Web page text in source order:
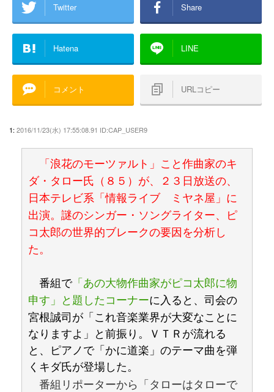
Twitter Share
Hatena LINE
コメント URLコピー
1: 2016/11/23(水) 17:55:08.91 ID:CAP_USER9
「浪花のモーツァルト」こと作曲家のキ
ダ・タロー氏（８５）が、２３日放送の、
日本テレビ系「情報ライブ ミヤネ屋」に
出演。謎のシンガー・ソングライター、ピ
コ太郎の世界的ブレークの要因を分析し
た。
番組で「あの大物作曲家がピコ太郎に物
申す」と題したコーナーに入ると、司会の
宮根誠司が「これ音楽業界が大変なことに
なりますよ」と前振り。ＶＴＲが流れる
と、ピアノで「かに道楽」のテーマ曲を弾
くキダ氏が登場した。
番組リポーターから「タローはタローで